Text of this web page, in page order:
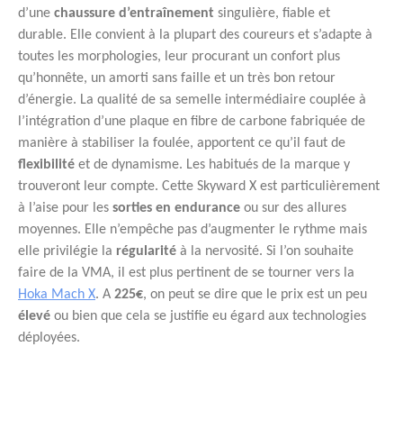
d’une chaussure d’entraînement singulière, fiable et
durable. Elle convient à la plupart des coureurs et s’adapte à
toutes les morphologies, leur procurant un confort plus
qu’honnête, un amorti sans faille et un très bon retour
d’énergie. La qualité de sa semelle intermédiaire couplée à
l’intégration d’une plaque en fibre de carbone fabriquée de
manière à stabiliser la foulée, apportent ce qu’il faut de
flexibilité et de dynamisme. Les habitués de la marque y
trouveront leur compte. Cette Skyward X est particulièrement
à l’aise pour les sorties en endurance ou sur des allures
moyennes. Elle n’empêche pas d’augmenter le rythme mais
elle privilégie la régularité à la nervosité. Si l’on souhaite
faire de la VMA, il est plus pertinent de se tourner vers la
Hoka Mach X. A 225€, on peut se dire que le prix est un peu
élevé ou bien que cela se justifie eu égard aux technologies
déployées.